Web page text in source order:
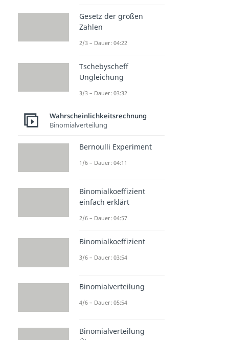
Dauer: 01:54
Diskrete Gleichverteilung
Gesetz der großen
Zahlen
2/3 – Dauer: 04:22
Tschebyscheff
Ungleichung
3/3 – Dauer: 03:32
Wahrscheinlichkeitsrechnung
Binomialverteilung
Bernoulli Experiment
1/6 – Dauer: 04:11
Binomialkoeffizient
einfach erklärt
2/6 – Dauer: 04:57
Binomialkoeffizient
3/6 – Dauer: 03:54
Binomialverteilung
4/6 – Dauer: 05:54
Binomialverteilung